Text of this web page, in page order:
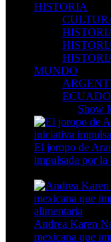
HISTORIA
MUNDO
Show
El joropo de
impulsada por la
Andrea Karen
mexicana que